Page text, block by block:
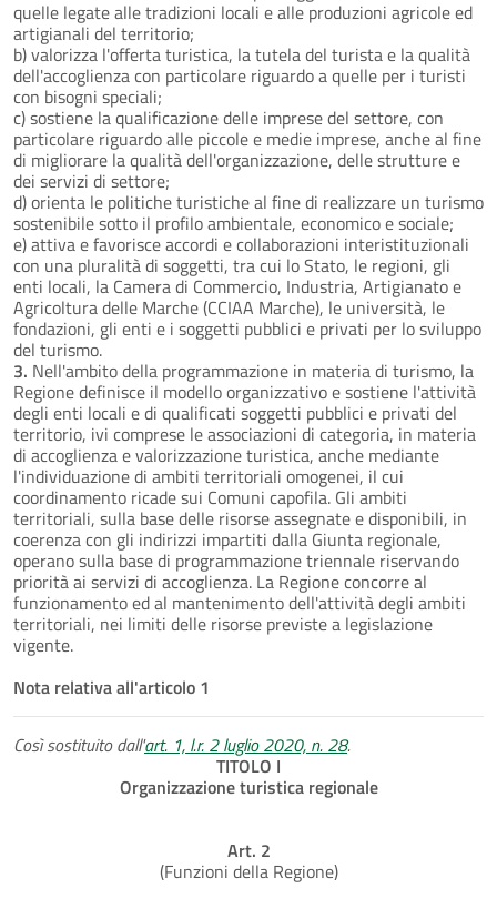
quelle legate alle tradizioni locali e alle produzioni agricole ed
artigianali del territorio;
b) valorizza l'offerta turistica, la tutela del turista e la qualità
dell'accoglienza con particolare riguardo a quelle per i turisti
con bisogni speciali;
c) sostiene la qualificazione delle imprese del settore, con
particolare riguardo alle piccole e medie imprese, anche al fine
di migliorare la qualità dell'organizzazione, delle strutture e
dei servizi di settore;
d) orienta le politiche turistiche al fine di realizzare un turismo
sostenibile sotto il profilo ambientale, economico e sociale;
e) attiva e favorisce accordi e collaborazioni interistituzionali
con una pluralità di soggetti, tra cui lo Stato, le regioni, gli
enti locali, la Camera di Commercio, Industria, Artigianato e
Agricoltura delle Marche (CCIAA Marche), le università, le
fondazioni, gli enti e i soggetti pubblici e privati per lo sviluppo
del turismo.
3. Nell'ambito della programmazione in materia di turismo, la
Regione definisce il modello organizzativo e sostiene l'attività
degli enti locali e di qualificati soggetti pubblici e privati del
territorio, ivi comprese le associazioni di categoria, in materia
di accoglienza e valorizzazione turistica, anche mediante
l'individuazione di ambiti territoriali omogenei, il cui
coordinamento ricade sui Comuni capofila. Gli ambiti
territoriali, sulla base delle risorse assegnate e disponibili, in
coerenza con gli indirizzi impartiti dalla Giunta regionale,
operano sulla base di programmazione triennale riservando
priorità ai servizi di accoglienza. La Regione concorre al
funzionamento ed al mantenimento dell'attività degli ambiti
territoriali, nei limiti delle risorse previste a legislazione
vigente.
Nota relativa all'articolo 1
Così sostituito dall'art. 1, l.r. 2 luglio 2020, n. 28.
TITOLO I
Organizzazione turistica regionale
Art. 2
(Funzioni della Regione)